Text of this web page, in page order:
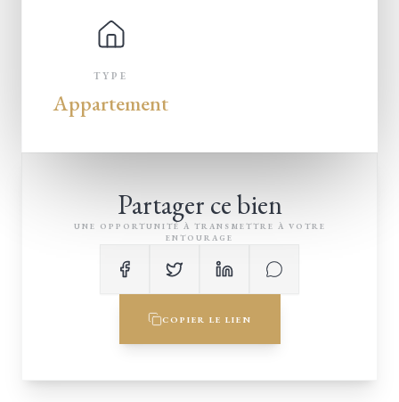
TYPE
Appartement
Partager ce bien
UNE OPPORTUNITÉ À TRANSMETTRE À VOTRE
ENTOURAGE
COPIER LE LIEN